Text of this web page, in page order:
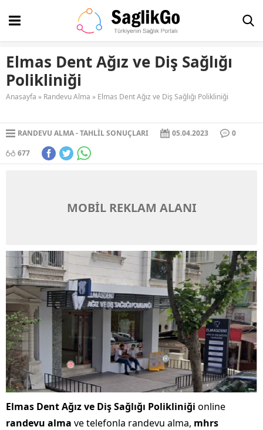
Elmas Dent Ağız ve Diş Sağlığı
Polikliniği
Anasayfa » Randevu Alma » Elmas Dent Ağız ve Diş Sağlığı Polikliniği
RANDEVU ALMA TAHLIL SONUÇLARI 05.04.2023
0
677
MOBİL REKLAM ALANI
Elmas Dent Ağız ve Diş Sağlığı Polikliniği online
randevu alma ve telefonla randevu alma, mhrs